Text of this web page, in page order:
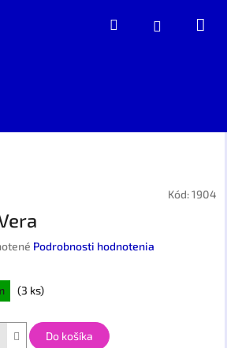
HľadaťPrihlásenie
Kód:1904
Podrobnosti hodnotenia
(3 ks)
Do košíka